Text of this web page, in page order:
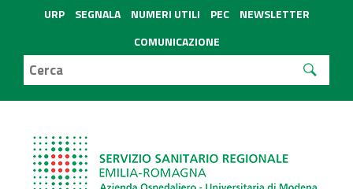
URP SEGNALA NUMERI UTILI PEC
NEWSLETTER
COMUNICAZIONE